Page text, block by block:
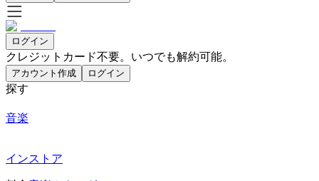
ログイン
クレジットカード不要。いつでも解約可能。
アカウント作成 ログイン
探す
音楽
インストア